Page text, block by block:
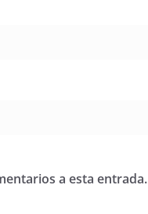
a esta entrada.